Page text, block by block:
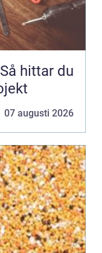
hittar du
07 augusti 2026